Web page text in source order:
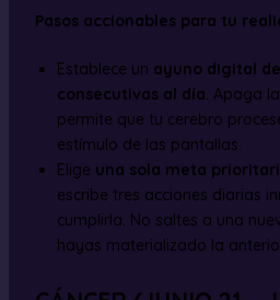
Pasos accionables para tu
Establece un ayuno digital
consecutivas al día. Apaga
permite que tu cerebro
estímulo de las pantallas.
Elige una sola meta
escribe tres acciones diarias
cumplirla. No saltes a una
hayas materializado la